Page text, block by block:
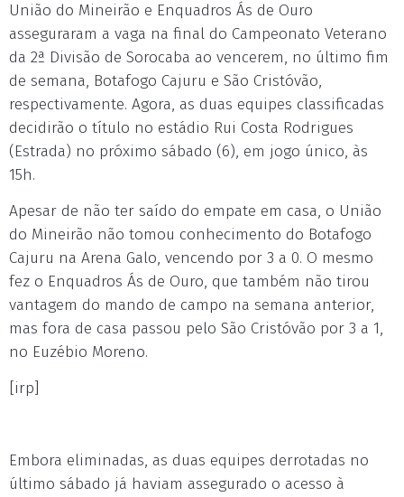
União do Mineirão e Enquadros Ás de Ouro
asseguraram a vaga na final do Campeonato Veterano
da 2ª Divisão de Sorocaba ao vencerem, no último fim
de semana, Botafogo Cajuru e São Cristóvão,
respectivamente. Agora, as duas equipes classificadas
decidirão o título no estádio Rui Costa Rodrigues
(Estrada) no próximo sábado (6), em jogo único, às
15h.
Apesar de não ter saído do empate em casa, o União
do Mineirão não tomou conhecimento do Botafogo
Cajuru na Arena Galo, vencendo por 3 a 0. O mesmo
fez o Enquadros Ás de Ouro, que também não tirou
vantagem do mando de campo na semana anterior,
mas fora de casa passou pelo São Cristóvão por 3 a 1,
no Euzébio Moreno.
[irp]
Embora eliminadas, as duas equipes derrotadas no
último sábado já haviam assegurado o acesso à